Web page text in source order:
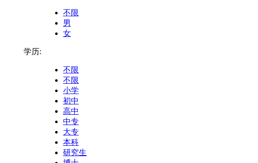
不限
男
女
学历:
不限
不限
小学
初中
高中
中专
大专
本科
研究生